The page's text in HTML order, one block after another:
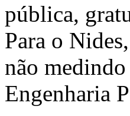
pública,
Para o
não
Engenharia